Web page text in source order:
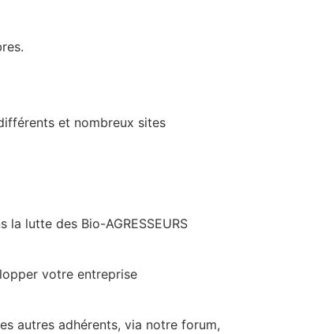
et nombreux sites
lutte des Bio-AGRESSEURS
votre entreprise
autres adhérents, via notre forum,